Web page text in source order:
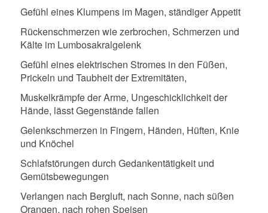
Gefühl eines Klumpens im Magen, ständiger Appetit
Rückenschmerzen wie zerbrochen, Schmerzen und
Kälte im Lumbosakralgelenk
Gefühl eines elektrischen Stromes in den Füßen,
Prickeln und Taubheit der Extremitäten,
Muskelkrämpfe der Arme, Ungeschicklichkeit der
Hände, lässt Gegenstände fallen
Gelenkschmerzen in Fingern, Händen, Hüften, Knie
und Knöchel
Schlafstörungen durch Gedankentätigkeit und
Gemütsbewegungen
Verlangen nach Bergluft, nach Sonne, nach süßen
Orangen, nach rohen Speisen